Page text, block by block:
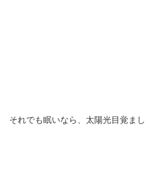
それでも眠いなら、太陽光目覚まし